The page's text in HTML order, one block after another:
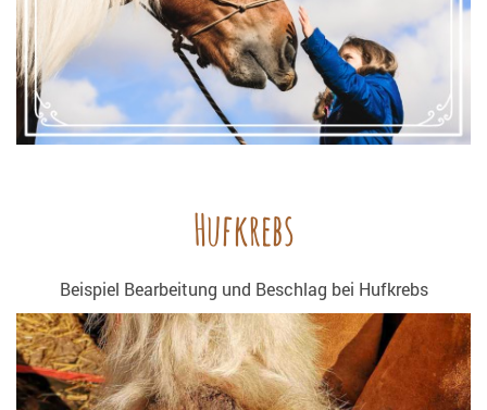
Hufkrebs
Beispiel Bearbeitung und Beschlag bei Hufkrebs